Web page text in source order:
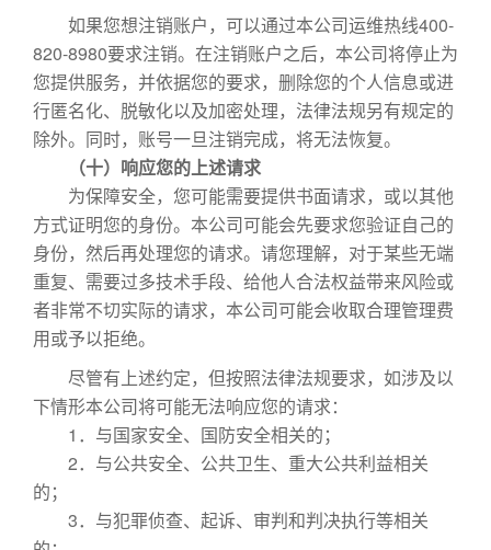
如果您想注销账户，可以通过本公司运维热线400-
820-8980要求注销。在注销账户之后，本公司将停止为
您提供服务，并依据您的要求，删除您的个人信息或进
行匿名化、脱敏化以及加密处理，法律法规另有规定的
除外。同时，账号一旦注销完成，将无法恢复。
（十）响应您的上述请求
为保障安全，您可能需要提供书面请求，或以其他
方式证明您的身份。本公司可能会先要求您验证自己的
身份，然后再处理您的请求。请您理解，对于某些无端
重复、需要过多技术手段、给他人合法权益带来风险或
者非常不切实际的请求，本公司可能会收取合理管理费
用或予以拒绝。
尽管有上述约定，但按照法律法规要求，如涉及以
下情形本公司将可能无法响应您的请求：
1．与国家安全、国防安全相关的；
2．与公共安全、公共卫生、重大公共利益相关
的；
3．与犯罪侦查、起诉、审判和判决执行等相关